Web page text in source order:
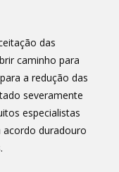
das
caminho para
a redução das
severamente
especialistas
duradouro